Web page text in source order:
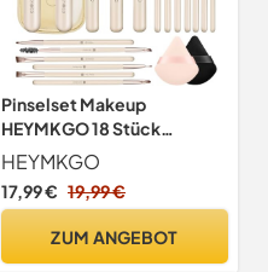
Pinselset Makeup
HEYMKGO 18 Stück
Professionelle Makeup
Pinsel Set mit 2
Puderquaste &
Synthetische Stiftung
HEYMKGO
17,99 € 19,99 €
ZUM ANGEBOT